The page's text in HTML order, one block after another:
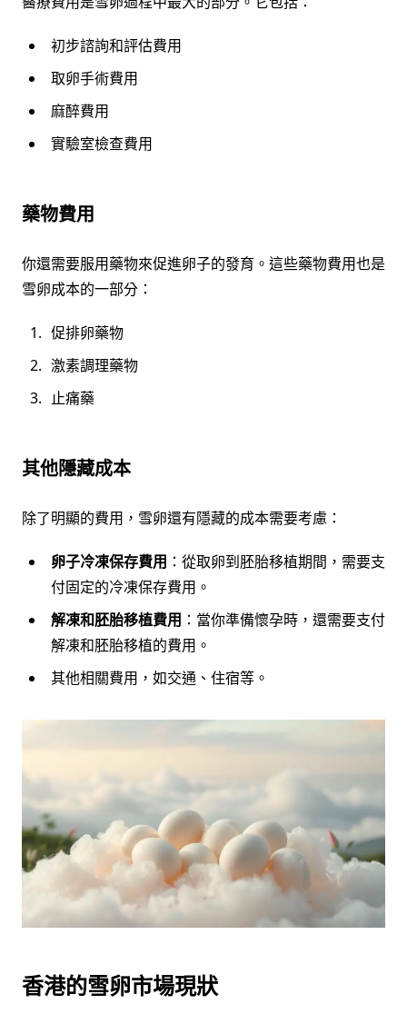
初步諮詢和評估費用
取卵手術費用
麻醉費用
實驗室檢查費用
藥物費用
你還需要服用藥物來促進卵子的發育。這些藥物費用也是
雪卵成本的一部分：
促排卵藥物
激素調理藥物
止痛藥
其他隱藏成本
除了明顯的費用，雪卵還有隱藏的成本需要考慮：
卵子冷凍保存費用 ：從取卵到胚胎移植期間，需要支
付固定的冷凍保存費用。
解凍和胚胎移植費用 ：當你準備懷孕時，還需要支付
解凍和胚胎移植的費用。
其他相關費用，如交通、住宿等。
香港的雪卵市場現狀